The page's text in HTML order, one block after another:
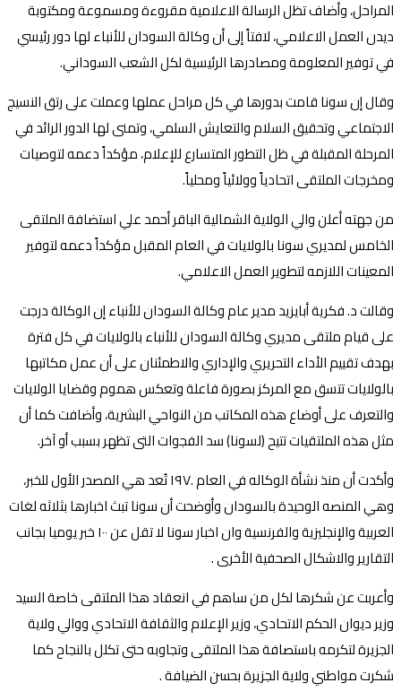
المراحل، وأضاف تظل الرسالة الاعلامية مقروءة ومسموعة ومكتوبة
ديدن العمل الاعلامي، لافتاً إلى أن وكالة السودان للأنباء لها دور رئيسي
في توفير المعلومة ومصادرها الرئيسية لكل الشعب السوداني.
وقال إن سونا قامت بدورها في كل مراحل عملها وعملت على رتق النسيج
الاجتماعي وتحقيق السلام والتعايش السلمي، وتمنى لها الدور الرائد في
المرحلة المقبلة في ظل التطور المتسارع للإعلام، مؤكداً دعمه لتوصيات
ومخرجات الملتقى اتحادياً وولائياً ومحلياً.
من جهته أعلن والي الولاية الشمالية الباقر أحمد علي استضافة الملتقى
الخامس لمديري سونا بالولايات في العام المقبل مؤكداً دعمه لتوفير
المعينات اللازمه لتطوير العمل الاعلامي.
وقالت د. فكرية أبايزيد مدير عام وكالة السودان للأنباء إن الوكالة درجت
على قيام ملتقى مديري وكالة السودان للأنباء بالولايات في كل فترة
بهدف تقييم الأداء التحريري والإداري والاطمئنان على أن عمل مكاتبها
بالولايات تتسق مع المركز بصورة فاعلة وتعكس هموم وقضايا الولايات
والتعرف على أوضاع هذه المكاتب من النواحي البشرية، وأضافت كما أن
مثل هذه الملتقيات تتيح (لسونا) سد الفجوات التى تظهر بسبب أو آخر.
وأكدت أن منذ نشأة الوكاله في العام .١٩٧ تُعد هي المصدر الأول للخبر،
وهي المنصه الوحيدة بالسودان وأوضحت أن سونا تبث اخبارها بثلاثه لغات
العربية والإنجليزية والفرنسية وان اخبار سونا لا تقل عن ١٠٠ خبر يوميا بجانب
التقارير والاشكال الصحفية الأخرى .
وأعربت عن شكرها لكل من ساهم في انعقاد هذا الملتقى خاصة السيد
وزير ديوان الحكم الاتحادي، وزير الإعلام والثقافة الاتحادي ووالي ولاية
الجزيرة لتكرمه باستصافة هذا الملتقى وتجاوبه حتى تكلل بالنجاح كما
شكرت مواطني ولاية الجزيرة بحسن الضيافة .